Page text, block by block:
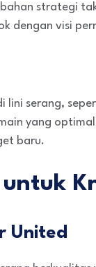
strategi
dengan visi
lini serang,
yang
baru.
United